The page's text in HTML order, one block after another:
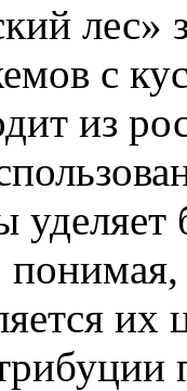
лес»
c
из
их